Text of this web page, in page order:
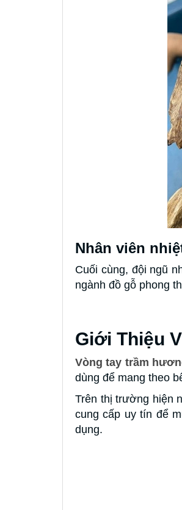
Nhân viên
Cuối cùng, đội ngũ
ngành đồ gỗ phong
Giới Thiệu
Vòng tay trầm
dùng để mang theo
Trên thị trường hiện
cung cấp uy tín để
dụng.